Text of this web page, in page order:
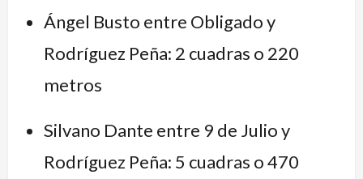
Ángel Busto entre Obligado y
Rodríguez Peña: 2 cuadras o 220
metros
Silvano Dante entre 9 de Julio y
Rodríguez Peña: 5 cuadras o 470